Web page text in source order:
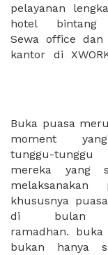
pelayanan
hotel bintang
Sewa office dan
kantor di
murah karena
yang kami miliki
Buka puasa
moment
tunggu-
mereka yang
melaksanakan
khususnya
di bulan
ramadhan. buka
bukan hanya
kewalahan
mencari
puasa dengan
dan harga yang
Tempat dengan
yang cozy,
pun sering
point penting
pertama